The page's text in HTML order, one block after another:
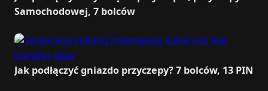
Samochodowej, 7 bolców
Jak podłączyć gniazdo przyczepy? 7 bolców, 13 PIN